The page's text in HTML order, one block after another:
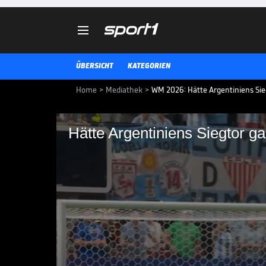

ÜBERSICHT KATEGORIEN
Home > Mediathek > WM 2026: Hätte Argentiniens
Hätte Argentiniens Siegtor
Hätte Argentiniens
dürfen?
Lange müht sich Argentinien
Niederlage. Am Ende retten
Schlussphase.